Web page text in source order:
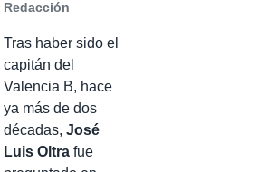
Redacción
Tras haber sido el
capitán del
Valencia B, hace
ya más de dos
décadas, José
Luis Oltra fue